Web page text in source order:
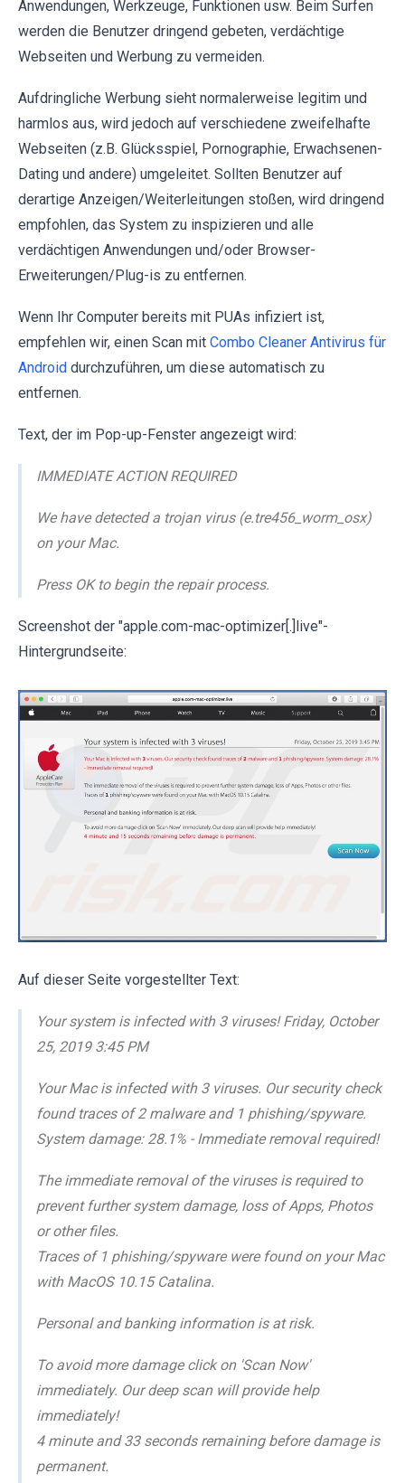
Anwendungen, Werkzeuge, Funktionen usw. Beim Surfen
werden die Benutzer dringend gebeten, verdächtige
Webseiten und Werbung zu vermeiden.
Aufdringliche Werbung sieht normalerweise legitim und
harmlos aus, wird jedoch auf verschiedene zweifelhafte
Webseiten (z.B. Glücksspiel, Pornographie, Erwachsenen-
Dating und andere) umgeleitet. Sollten Benutzer auf
derartige Anzeigen/Weiterleitungen stoßen, wird dringend
empfohlen, das System zu inspizieren und alle
verdächtigen Anwendungen und/oder Browser-
Erweiterungen/Plug-is zu entfernen.
Wenn Ihr Computer bereits mit PUAs infiziert ist,
empfehlen wir, einen Scan mit Combo Cleaner Antivirus für
Android durchzuführen, um diese automatisch zu
entfernen.
Text, der im Pop-up-Fenster angezeigt wird:
IMMEDIATE ACTION REQUIRED
We have detected a trojan virus (e.tre456_worm_osx)
on your Mac.
Press OK to begin the repair process.
Screenshot der "apple.com-mac-optimizer[.]live"-
Hintergrundseite:
Auf dieser Seite vorgestellter Text:
Your system is infected with 3 viruses! Friday, October
25, 2019 3:45 PM
Your Mac is infected with 3 viruses. Our security check
found traces of 2 malware and 1 phishing/spyware.
System damage: 28.1% - Immediate removal required!
The immediate removal of the viruses is required to
prevent further system damage, loss of Apps, Photos
or other files.
Traces of 1 phishing/spyware were found on your Mac
with MacOS 10.15 Catalina.
Personal and banking information is at risk.
To avoid more damage click on 'Scan Now'
immediately. Our deep scan will provide help
immediately!
4 minute and 33 seconds remaining before damage is
permanent.